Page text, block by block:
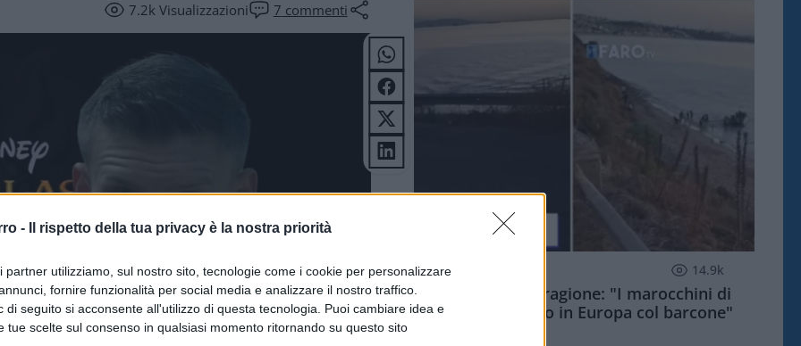
- Il rispetto della tua privacy è la nostra priorità
partner utilizziamo, sul nostro sito, tecnologie come i cookie per personalizzare
fornire funzionalità per social media e analizzare il nostro traffico.
di seguito si acconsente all'utilizzo di questa tecnologia. Puoi cambiare idea e
tue scelte sul consenso in qualsiasi momento ritornando su questo sito
7.2kVisualizzazioni 7 commenti
ESTERI 14.9k
Meloni aveva ragione: "I marocchini di
Ceuta sbarcano in Europa col barcone"